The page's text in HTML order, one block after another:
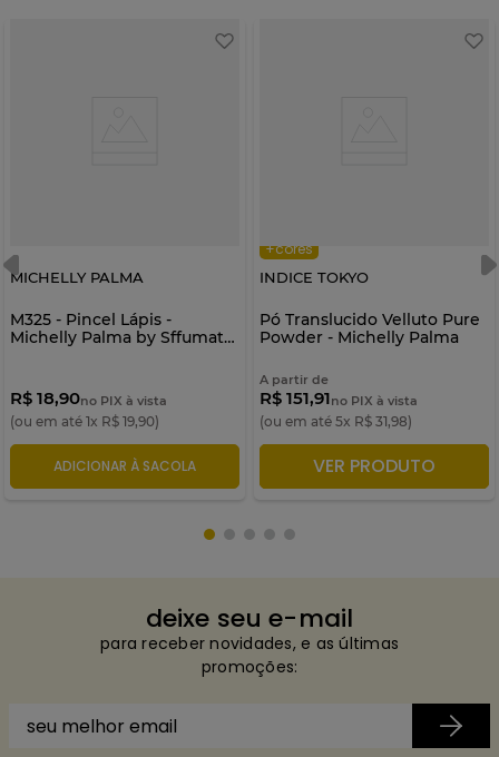
MICHELLY PALMA
M325 - Pincel Lápis -
Michelly Palma by Sffumato
R$ 18,90no PIX à vista
(ou em até 1x R$ 19,90)
ADICIONAR À SACOLA
+cores
INDICE TOKYO
Pó Translucido Velluto Pure
Powder - Michelly Palma
A partir de
R$ 151,91no PIX à vista
(ou em até 5x R$ 31,98)
ADICIONAR À SACOLA
VER PRODUTO
deixe seu e-mail
para receber novidades, e as últimas
promoções: